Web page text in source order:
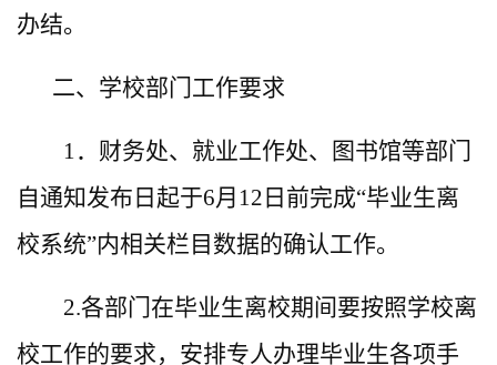
办结。
二、学校部门工作要求
1．财务处、就业工作处、图书馆等部门
自通知发布日起于6月12日前完成“毕业生离
校系统”内相关栏目数据的确认工作。
2.各部门在毕业生离校期间要按照学校离
校工作的要求，安排专人办理毕业生各项手